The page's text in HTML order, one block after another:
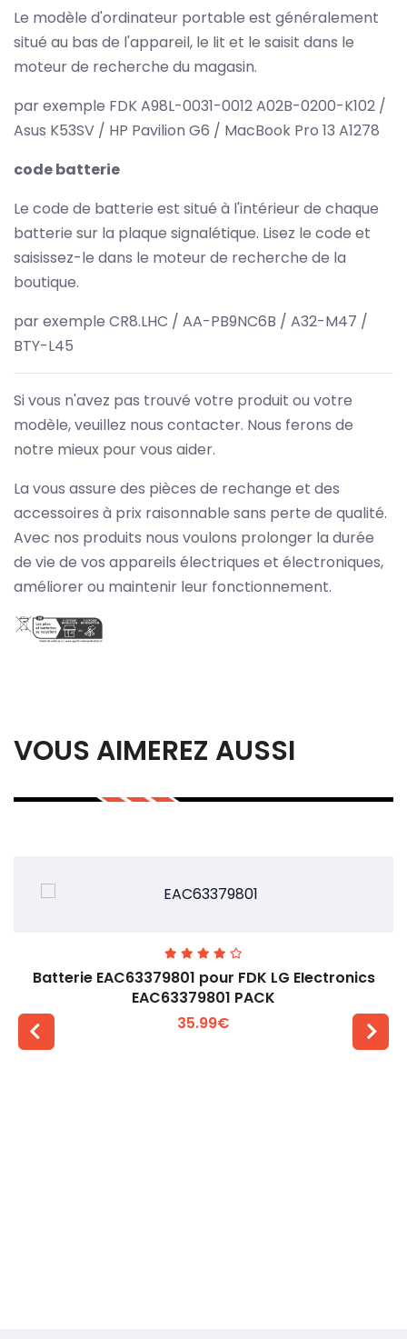
Le modèle d'ordinateur portable est généralement
situé au bas de l'appareil, le lit et le saisit dans le
moteur de recherche du magasin.
par exemple FDK A98L-0031-0012 A02B-0200-K102 /
Asus K53SV / HP Pavilion G6 / MacBook Pro 13 A1278
code batterie
Le code de batterie est situé à l'intérieur de chaque
batterie sur la plaque signalétique. Lisez le code et
saisissez-le dans le moteur de recherche de la
boutique.
par exemple CR8.LHC / AA-PB9NC6B / A32-M47 /
BTY-L45
Si vous n'avez pas trouvé votre produit ou votre
modèle, veuillez nous contacter. Nous ferons de
notre mieux pour vous aider.
La vous assure des pièces de rechange et des
accessoires à prix raisonnable sans perte de qualité.
Avec nos produits nous voulons prolonger la durée
de vie de vos appareils électriques et électroniques,
améliorer ou maintenir leur fonctionnement.
VOUS AIMEREZ AUSSI
Batterie EAC63379801 pour FDK LG EIectronics
EAC63379801 PACK
35.99€